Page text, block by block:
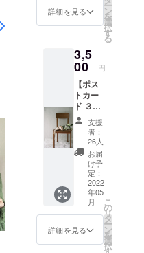
いと色々な
分野で活動
メール
にて直
セージ
をお届
けさせ
ていた
だきま
す。
3000円
から好
きなだ
け支援
してい
ただけ
ます。
そのお
気持ち
に感謝
です！
詳細を見る ー
ン
を
選
択
す
る
3,5
00 円
【ポス
トカー
ド ３枚
& ス
テッ
カー
セッ
ト】
The
AMOの
First
Collecti
on
"Giselle
(ジゼ
支援
者：
26人
お届
け予
定：
2022
年05
月
詳細を見る
こ
の
リ
タ
ー
ン
を
選
択